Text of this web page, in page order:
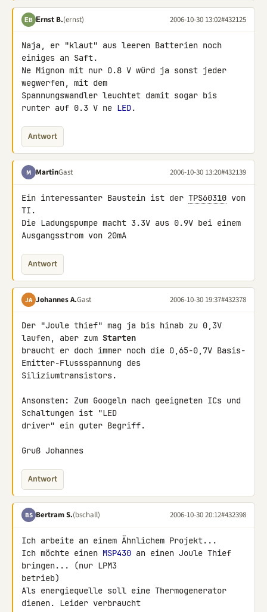
ΕB Εrnst B.(ernst) 2006-10-30 13:02#432125
Naja, er "klaut" aus leeren Batterien noch
einiges an Saft.
Ne Mignon mit nur 0.8 V würd ja sonst jeder
wegwerfen, mit dem
Spannungswandler leuchtet damit sogar bis
runter auf 0.3 V ne LED
Antwort
M MartinGast 2006-10-30 13:20#432139
Ein interessanter Baustein ist der TPS60310 von
TI.
Die Ladungspumpe macht 3.3V aus 0.9V bei einem
Ausgangsstrom von 20mA
Antwort
JA Johannes A.Gast 2006-10-30 19:37#432378
Der "Joule thief" mag ja bis hinab zu 0,3V
laufen, aber zum Starten
braucht er doch immer noch die 0,65-0,7V Basis-
Emitter-Flussspannung des
Siliziumtransistors.
Ansonsten: Zum Googeln nach geeigneten ICs und
Schaltungen ist "LED
driver" ein guter Begriff.
Antwort
BS Bertram S.(bschall) 2006-10-30 20:12#432398
Ich arbeite an einem Ähnlichem Projekt...
Ich möchte einen MSP430 an einen Joule Thief
bringen... (nur LPM3
betrieb)
Als energiequelle soll eine Thermogenerator
dienen. Leider verbraucht